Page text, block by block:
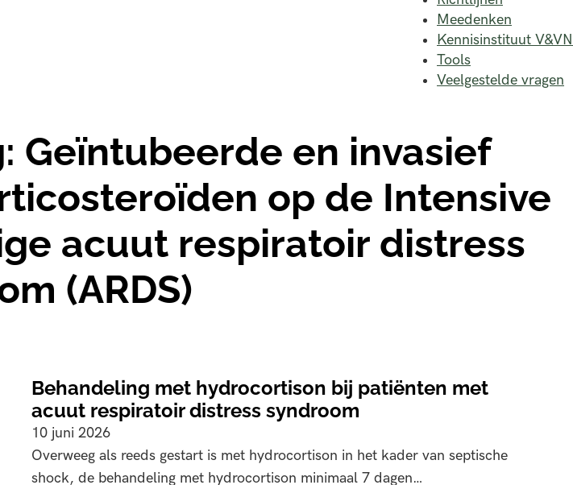
Meedenken
Kennisinstituut V&VN
Tools
Veelgestelde vragen
Geïntubeerde en invasief
op de Intensive
acuut respiratoir distress
(ARDS)
Behandeling met hydrocortison bij patiënten met
acuut respiratoir distress syndroom
10 juni 2026
Overweeg als reeds gestart is met hydrocortison in het kader van septische
shock, de behandeling met hydrocortison minimaal 7 dagen…